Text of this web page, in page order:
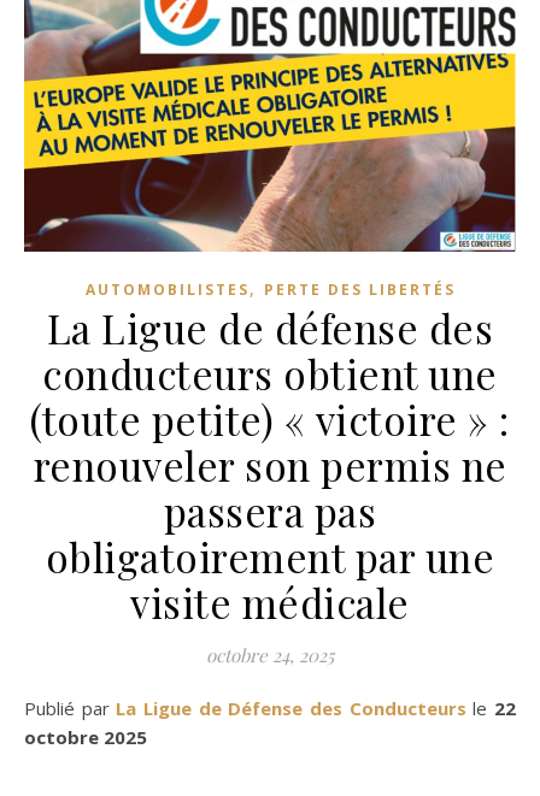
AUTOMOBILISTES, PERTE DES LIBERTÉS
La Ligue de défense des
conducteurs obtient une
(toute petite) « victoire » :
renouveler son permis ne
passera pas
obligatoirement par une
visite médicale
octobre 24, 2025
Publié par La Ligue de Défense des Conducteurs le 22
octobre 2025